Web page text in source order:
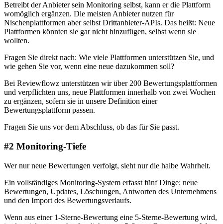
Betreibt der Anbieter sein Monitoring selbst, kann er die Plattform
womöglich ergänzen. Die meisten Anbieter nutzen für
Nischenplattformen aber selbst Drittanbieter-APIs. Das heißt: Neue
Plattformen könnten sie gar nicht hinzufügen, selbst wenn sie
wollten.
Fragen Sie direkt nach: Wie viele Plattformen unterstützen Sie, und
wie gehen Sie vor, wenn eine neue dazukommen soll?
Bei Reviewflowz unterstützen wir über 200 Bewertungsplattformen
und verpflichten uns, neue Plattformen innerhalb von zwei Wochen
zu ergänzen, sofern sie in unsere Definition einer
Bewertungsplattform passen.
Fragen Sie uns vor dem Abschluss, ob das für Sie passt.
#2 Monitoring-Tiefe
Wer nur neue Bewertungen verfolgt, sieht nur die halbe Wahrheit.
Ein vollständiges Monitoring-System erfasst fünf Dinge: neue
Bewertungen, Updates, Löschungen, Antworten des Unternehmens
und den Import des Bewertungsverlaufs.
Wenn aus einer 1-Sterne-Bewertung eine 5-Sterne-Bewertung wird,